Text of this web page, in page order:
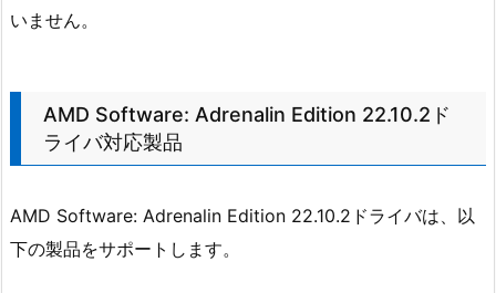
いません。
AMD Software: Adrenalin Edition 22.10.2ド
ライバ対応製品
AMD Software: Adrenalin Edition 22.10.2ドライバは、以
下の製品をサポートします。